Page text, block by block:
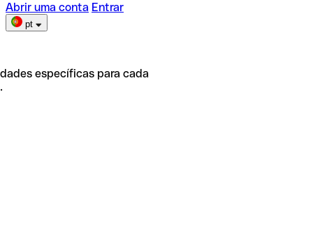
Abrir uma conta Entrar
pt
específicas para cada